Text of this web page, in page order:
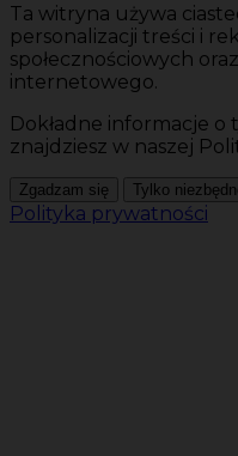
Ta witryna używa
personalizacji treści i
społecznościowych
internetowego.
Dokładne informacje o
znajdziesz w naszej
Zgadzam się Tylko
Polityka prywatności